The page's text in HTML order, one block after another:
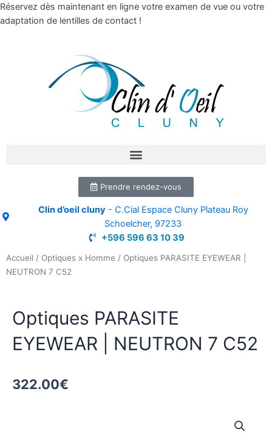
Réservez dès maintenant en ligne votre examen de vue ou votre
adaptation de lentilles de contact !
Prendre rendez-vous
Clin d’oeil cluny- C.Cial Espace Cluny Plateau Roy
Schoelcher, 97233
+596 596 63 10 39
Accueil / Optiques x Homme / Optiques PARASITE EYEWEAR |
NEUTRON 7 C52
Optiques PARASITE
EYEWEAR | NEUTRON 7 C52
322.00€